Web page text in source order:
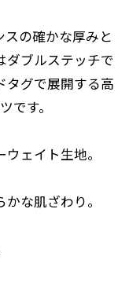
スの確かな厚みと
ダブルステッチで
タグで展開する高
です。
ェイト生地。
な肌ざわり。
です。台はセ
ボサイズです。
る場所で大々的
です。台はセ
ボサイズです。
る場所で大々的